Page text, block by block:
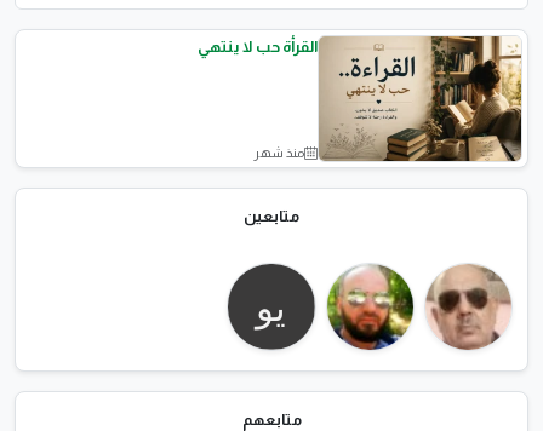
متابعين
متابعهم
المقالات العامة
القرأة حب لا ينتهي
منذ شهر